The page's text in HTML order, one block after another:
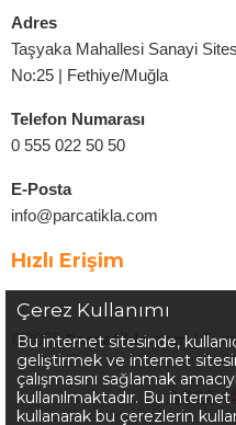
Adres
Taşyaka Mahallesi Sanayi
No:25 | Fethiye/Muğla
Telefon Numarası
0 555 022 50 50
E-Posta
info@parcatikla.com
Hızlı Erişim
©2025Parcatikla.com| Tüm
Çerez Kullanımı
Bu internet sitesinde,
geliştirmek ve internet
çalışmasını sağlamak
kullanılmaktadır. Bu internet
kullanarak bu çerezlerin